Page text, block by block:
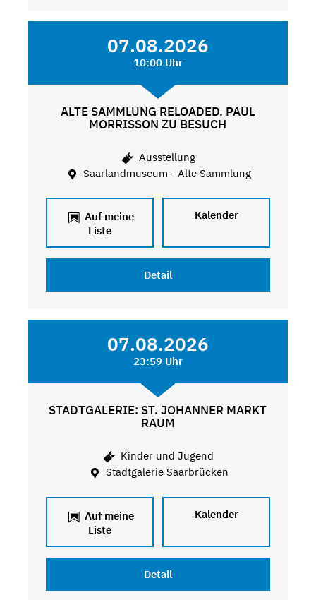
07.08.2026
10:00 Uhr
ALTE SAMMLUNG RELOADED. PAUL
MORRISSON ZU BESUCH
Ausstellung
Saarlandmuseum - Alte Sammlung
Auf meine
Liste
Kalender
Detail
07.08.2026
23:59 Uhr
STADTGALERIE: ST. JOHANNER MARKT
RAUM
Kinder und Jugend
Stadtgalerie Saarbrücken
Auf meine
Liste
Kalender
Detail